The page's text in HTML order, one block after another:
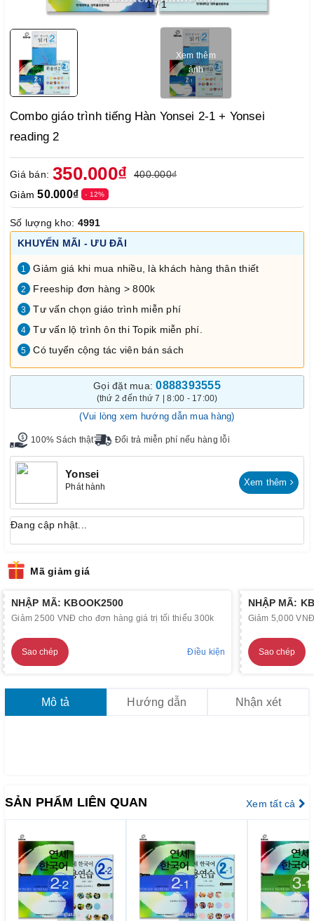
1/1
Xem thêm
ảnh
Combo giáo trình tiếng Hàn Yonsei 2-1 + Yonsei
reading 2
Giá bán: 350.000₫
400.000₫
Giảm50.000₫ - 12%
Số lượng kho: 4991
KHUYẾN MÃI - ƯU ĐÃI
1 Giảm giá khi mua nhiều, là khách hàng thân thiết
2 Freeship đơn hàng > 800k
3 Tư vấn chọn giáo trình miễn phí
4 Tư vấn lộ trình ôn thi Topik miễn phí.
5 Có tuyển cộng tác viên bán sách
Gọi đặt mua:0888393555
(thứ 2 đến thứ 7 | 8:00 - 17:00)
(Vui lòng xem hướng dẫn mua hàng)
100% Sách thật Đổi trả miễn phí nếu hàng lỗi
Yonsei
Phát hành Xem thêm
Đang cập nhật...
Mã giảm giá
NHẬP MÃ: KBOOK2500
Giảm 2500 VNĐ cho đơn hàng giá trị tối thiểu 300k
Sao chép Điều kiện
NHẬP MÃ:
Giảm 5,000
Sao chép
Mô tả Hướng dẫn Nhận xét
SẢN PHẨM LIÊN QUAN Xem tất cả